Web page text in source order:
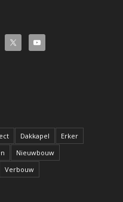
Dakkapel
Erker
Nieuwbouw
Verbouw